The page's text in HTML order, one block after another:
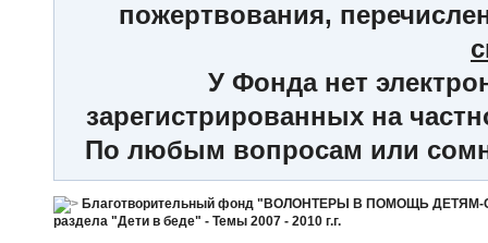
пожертвования,
У Фонда нет
зарегистрированных на
По любым вопросам или
Благотворительный фонд "ВОЛОНТЕРЫ В ПОМОЩЬ
раздела "Дети в беде" - Темы 2007 - 2010 г.г.